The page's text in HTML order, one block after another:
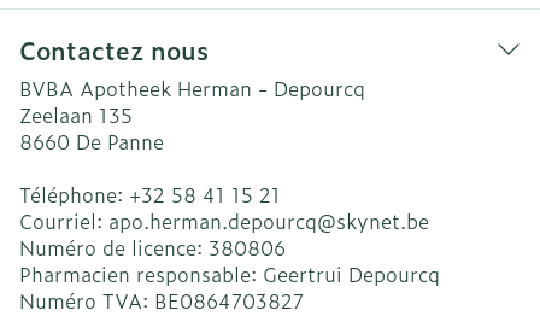
Contactez nous
BVBA Apotheek Herman - Depourcq
Zeelaan 135
8660 De Panne
Téléphone: +32 58 41 15 21
Courriel: apo.herman.depourcq@skynet.be
Numéro de licence: 380806
Pharmacien responsable: Geertrui Depourcq
Numéro TVA: BE0864703827